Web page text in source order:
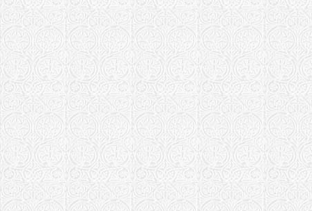
Храм
Сивцевом
Московская
Храм